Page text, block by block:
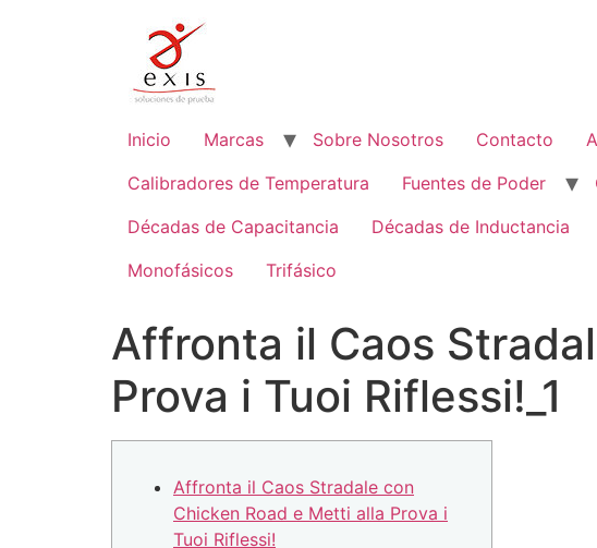
Inicio Marcas Sobre Nosotros Contacto
Calibradores de Temperatura
Fuentes de Poder
Décadas de Capacitancia
Décadas de Inductancia
Monofásicos
Trifásico
Affronta il Caos
Prova i Tuoi Riflessi!_1
Affronta il Caos Stradale con
Chicken Road e Metti alla Prova i
Tuoi Riflessi!